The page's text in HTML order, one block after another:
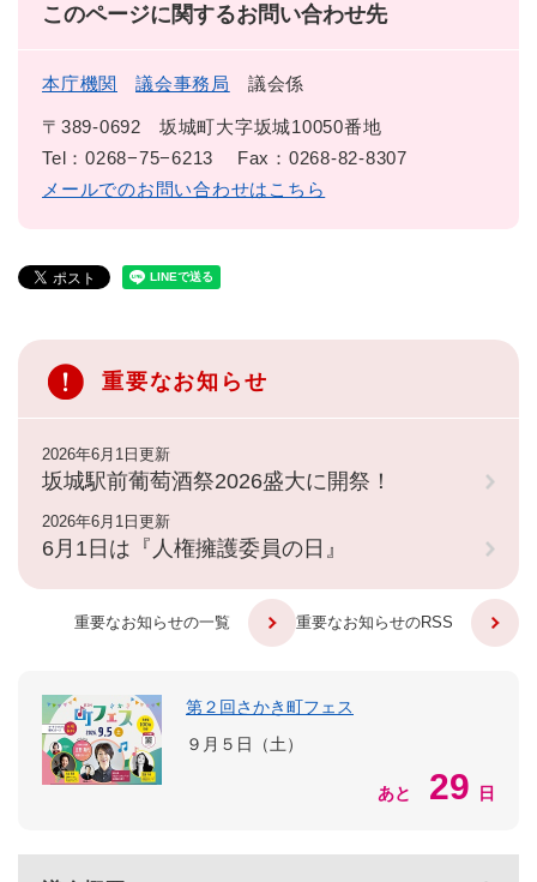
このページに関するお問い合わせ先
本庁機関 議会事務局 議会係
〒389-0692
坂城町大字坂城10050番地
Tel：0268−75−6213
Fax：0268-82-8307
メールでのお問い合わせはこちら
重要なお知らせ
2026年6月1日更新
坂城駅前葡萄酒祭2026盛大に開祭！
2026年6月1日更新
6月1日は『人権擁護委員の日』
重要なお知らせの一覧 重要なお知らせのRSS
第２回さかき町フェス
９月５日（土）
あと 29 日